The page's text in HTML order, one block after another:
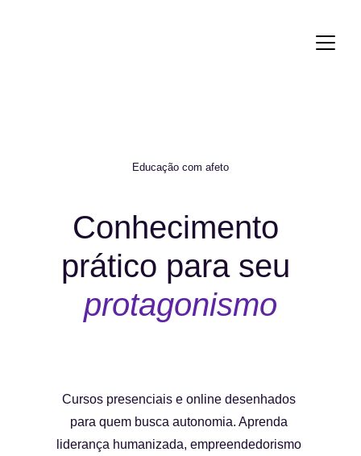
Educação com afeto
Conhecimento
prático para seu
protagonismo
Cursos presenciais e online desenhados
para quem busca autonomia. Aprenda
liderança humanizada, empreendedorismo